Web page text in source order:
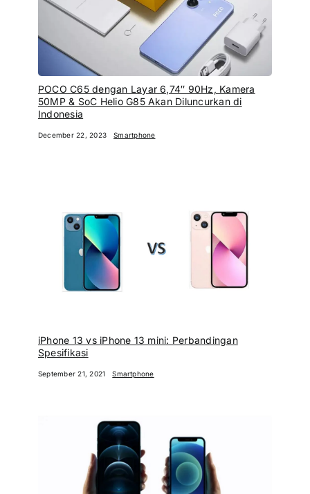
POCO C65 dengan Layar 6,74″ 90Hz, Kamera
50MP & SoC Helio G85 Akan Diluncurkan di
Indonesia
December 22, 2023 Smartphone
iPhone 13 vs iPhone 13 mini: Perbandingan
Spesifikasi
September 21, 2021 Smartphone